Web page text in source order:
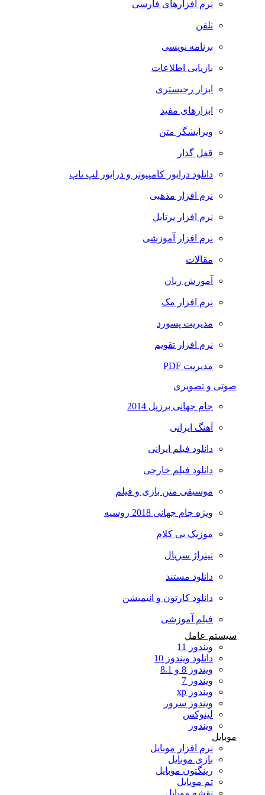
نرم افزارهای فارسی
تلفن
برنامه نویسی
بازیابی اطلاعات
ابزار رجیستری
ابزارهای مفید
ویرایشگر متن
قفل گذار
دانلود درایور کامپیوتر و درایور لپ تاپ
نرم افزار مذهبی
نرم افزار پرتابل
نرم افزار آموزشی
مقالات
آموزش زبان
نرم افزار مک
مدیریت پسورد
نرم افزار تقویم
مدیریت PDF
صوتی و تصویری
جام جهانی برزیل 2014
آهنگ ایرانی
دانلود فیلم ایرانی
دانلود فیلم خارجی
موسیقی متن بازی و فیلم
ویژه جام جهانی 2018 روسیه
موزیک بی کلام
تیتراژ سریال
دانلود مستند
دانلود کارتون و انیمیشن
فیلم آموزشی
سیستم عامل
ویندوز 11
دانلود ویندوز 10
ویندوز 8 و 8.1
ویندوز 7
ویندوز xp
ویندوز سرور
لینوکس
ویندوز
موبایل
نرم افزار موبایل
بازی موبایل
رینگتون موبایل
تم موبایل
نقشه موبایل